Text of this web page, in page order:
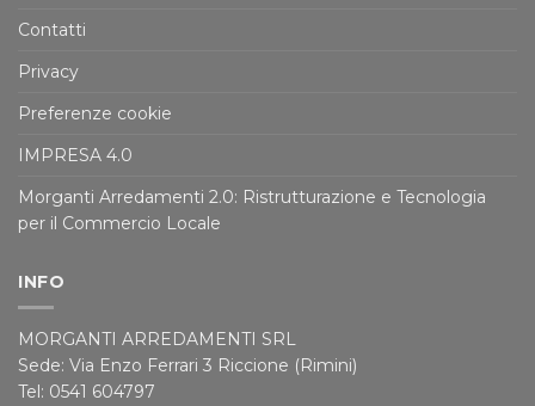
Contatti
Privacy
Preferenze cookie
IMPRESA 4.0
Morganti Arredamenti 2.0: Ristrutturazione e Tecnologia
per il Commercio Locale
INFO
MORGANTI ARREDAMENTI SRL
Sede: Via Enzo Ferrari 3 Riccione (Rimini)
Tel: 0541 604797